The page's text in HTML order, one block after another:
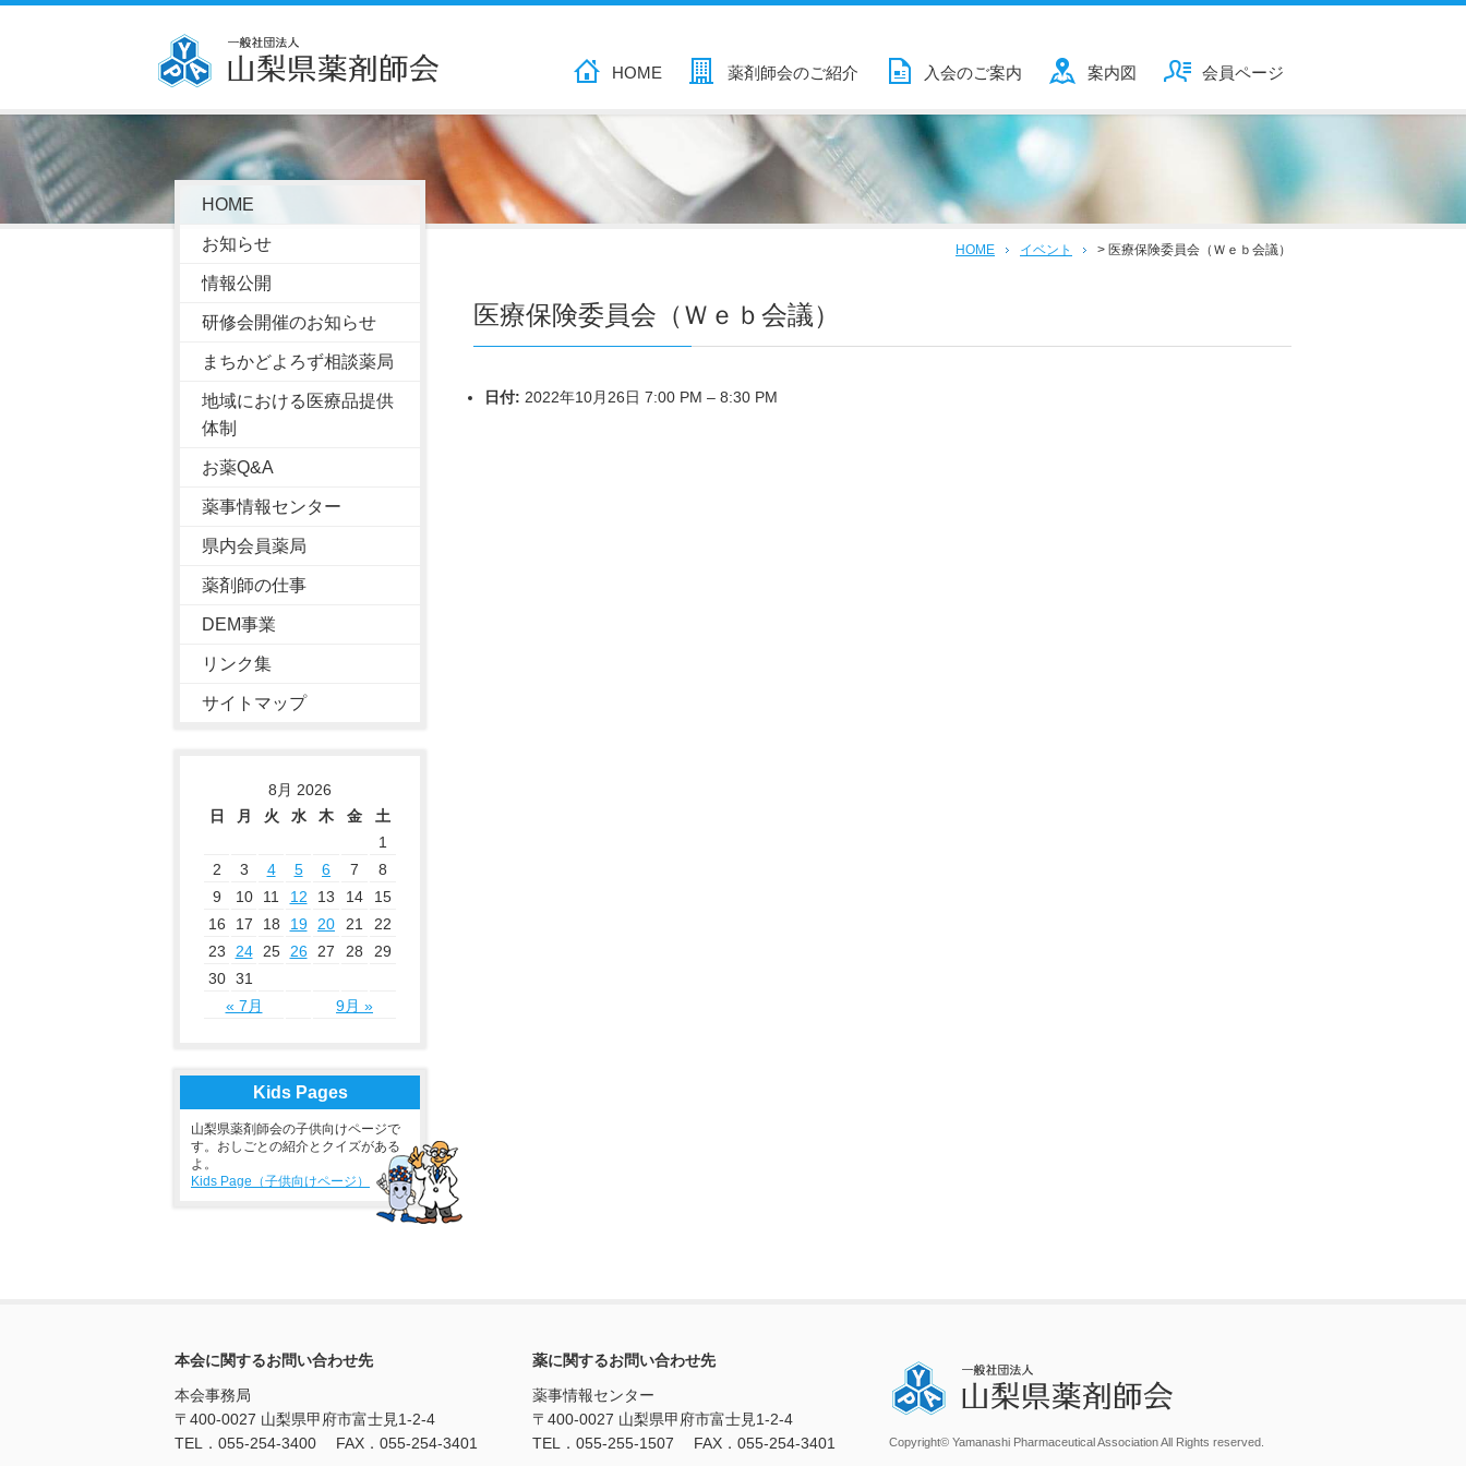
HOME 薬剤師会のご紹介 入会のご案内 案内図 会員ページ
HOME イベント > 医療保険委員会（Ｗｅｂ会議）
HOME
お知らせ
情報公開
研修会開催のお知らせ
まちかどよろず相談薬局
地域における医療品提供
体制
お薬Q&A
薬事情報センター
県内会員薬局
薬剤師の仕事
DEM事業
リンク集
サイトマップ
8月 2026
日
月 火 水 木 金
土
1
2
3 4 5 6 7
8
9
10 11 12 13 14
15
16
17 18 19 20 21
22
23
24 25 26 27 28
29
30 31
« 7月
9月 »
Kids Pages
山梨県薬剤師会の子供向けページで
す。おしごとの紹介とクイズがある
よ。
Kids Page（子供向けページ）
医療保険委員会（Ｗｅｂ会議）
日付: 2022年10月26日 7:00 PM – 8:30 PM
本会に関するお問い合わせ先
本会事務局
〒400-0027 山梨県甲府市富士見1-2-4
TEL．055-254-3400 FAX．055-254-3401
薬に関するお問い合わせ先
薬事情報センター
〒400-0027 山梨県甲府市富士見1-2-4
TEL．055-255-1507 FAX．055-254-3401
Copyright© Yamanashi Pharmaceutical Association All Rights reserved.